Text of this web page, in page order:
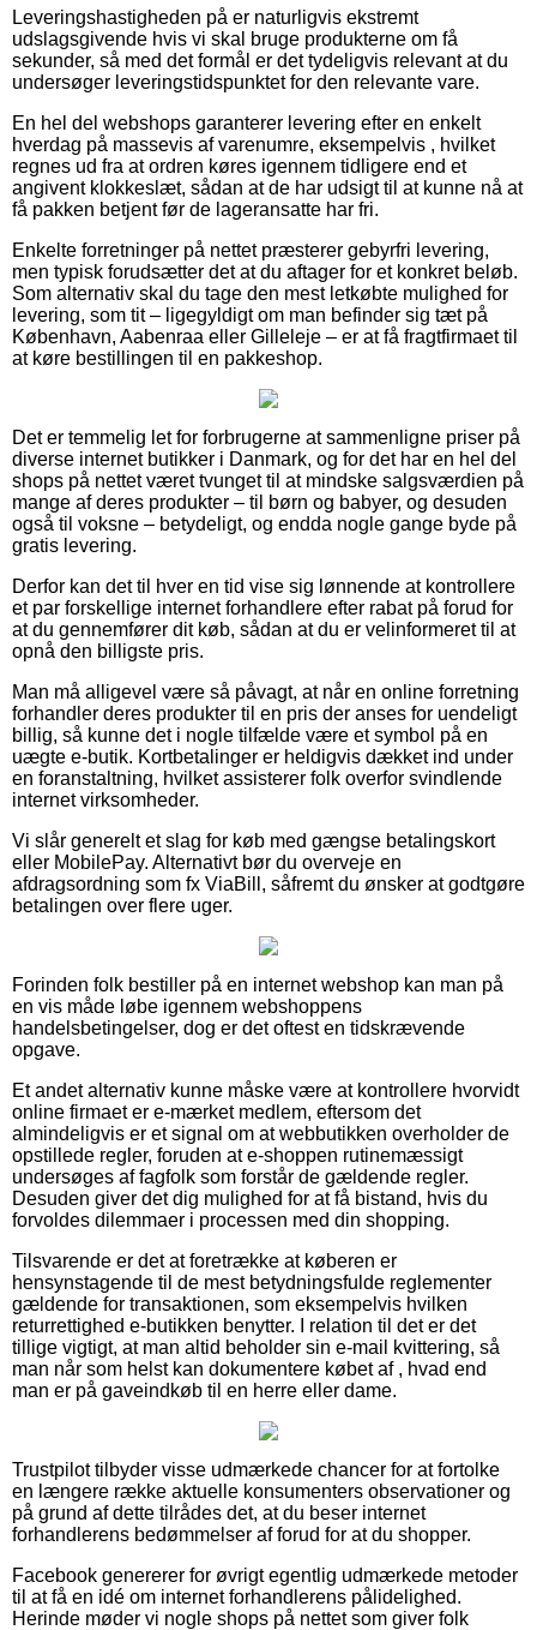
Leveringshastigheden på er naturligvis ekstremt
udslagsgivende hvis vi skal bruge produkterne om få
sekunder, så med det formål er det tydeligvis relevant at du
undersøger leveringstidspunktet for den relevante vare.
En hel del webshops garanterer levering efter en enkelt
hverdag på massevis af varenumre, eksempelvis , hvilket
regnes ud fra at ordren køres igennem tidligere end et
angivent klokkeslæt, sådan at de har udsigt til at kunne nå at
få pakken betjent før de lageransatte har fri.
Enkelte forretninger på nettet præsterer gebyrfri levering,
men typisk forudsætter det at du aftager for et konkret beløb.
Som alternativ skal du tage den mest letkøbte mulighed for
levering, som tit – ligegyldigt om man befinder sig tæt på
København, Aabenraa eller Gilleleje – er at få fragtfirmaet til
at køre bestillingen til en pakkeshop.
Det er temmelig let for forbrugerne at sammenligne priser på
diverse internet butikker i Danmark, og for det har en hel del
shops på nettet været tvunget til at mindske salgsværdien på
mange af deres produkter – til børn og babyer, og desuden
også til voksne – betydeligt, og endda nogle gange byde på
gratis levering.
Derfor kan det til hver en tid vise sig lønnende at kontrollere
et par forskellige internet forhandlere efter rabat på forud for
at du gennemfører dit køb, sådan at du er velinformeret til at
opnå den billigste pris.
Man må alligevel være så påvagt, at når en online forretning
forhandler deres produkter til en pris der anses for uendeligt
billig, så kunne det i nogle tilfælde være et symbol på en
uægte e-butik. Kortbetalinger er heldigvis dækket ind under
en foranstaltning, hvilket assisterer folk overfor svindlende
internet virksomheder.
Vi slår generelt et slag for køb med gængse betalingskort
eller MobilePay. Alternativt bør du overveje en
afdragsordning som fx ViaBill, såfremt du ønsker at godtgøre
betalingen over flere uger.
Forinden folk bestiller på en internet webshop kan man på
en vis måde løbe igennem webshoppens
handelsbetingelser, dog er det oftest en tidskrævende
opgave.
Et andet alternativ kunne måske være at kontrollere hvorvidt
online firmaet er e-mærket medlem, eftersom det
almindeligvis er et signal om at webbutikken overholder de
opstillede regler, foruden at e-shoppen rutinemæssigt
undersøges af fagfolk som forstår de gældende regler.
Desuden giver det dig mulighed for at få bistand, hvis du
forvoldes dilemmaer i processen med din shopping.
Tilsvarende er det at foretrække at køberen er
hensynstagende til de mest betydningsfulde reglementer
gældende for transaktionen, som eksempelvis hvilken
returrettighed e-butikken benytter. I relation til det er det
tillige vigtigt, at man altid beholder sin e-mail kvittering, så
man når som helst kan dokumentere købet af , hvad end
man er på gaveindkøb til en herre eller dame.
Trustpilot tilbyder visse udmærkede chancer for at fortolke
en længere række aktuelle konsumenters observationer og
på grund af dette tilrådes det, at du beser internet
forhandlerens bedømmelser af forud for at du shopper.
Facebook genererer for øvrigt egentlig udmærkede metoder
til at få en idé om internet forhandlerens pålidelighed.
Herinde møder vi nogle shops på nettet som giver folk